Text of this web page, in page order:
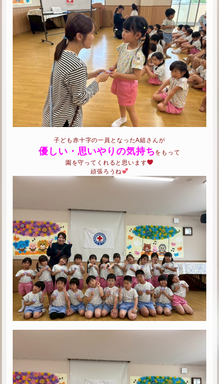
子ども赤十字の一員となったA組さんが
優しい・思いやりの気持ちをもって
園を守ってくれると思います
頑張ろうね